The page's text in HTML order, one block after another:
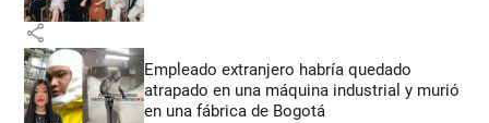
share
Empleado extranjero habría quedado
atrapado en una máquina industrial y murió
en una fábrica de Bogotá